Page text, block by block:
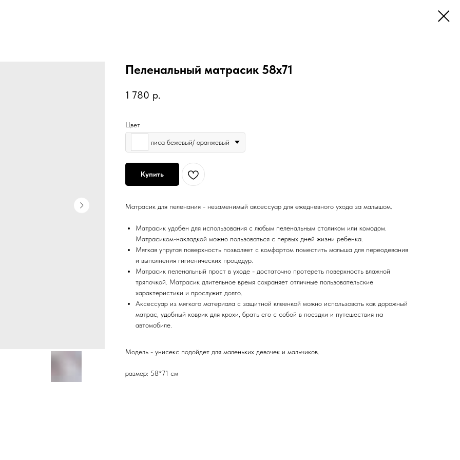
Пеленальный матрасик 58х71
1 780 р.
Цвет
лиса бежевый/ оранжевый
Купить
Матрасик для пеленания - незаменимый аксессуар для ежедневного ухода за малышом.
Матрасик удобен для использования с любым пеленальным столиком или комодом.
Матрасиком-накладкой можно пользоваться с первых дней жизни ребенка.
Мягкая упругая поверхность позволяет с комфортом поместить малыша для переодевания
и выполнения гигиенических процедур.
Матрасик пеленальный прост в уходе - достаточно протереть поверхность влажной
тряпочкой. Матрасик длительное время сохраняет отличные пользовательские
характеристики и прослужит долго.
Аксессуар из мягкого материала с защитной клеенкой можно использовать как дорожный
матрас, удобный коврик для крохи, брать его с собой в поездки и путешествия на
автомобиле.
Модель - унисекс подойдет для маленьких девочек и мальчиков.
размер: 58*71 см